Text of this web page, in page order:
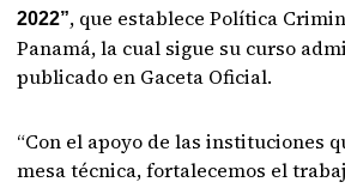
2022”, que establece Política
Panamá, la cual sigue su curso
publicado en Gaceta Oficial.
“Con el apoyo de las instituciones
mesa técnica, fortalecemos el